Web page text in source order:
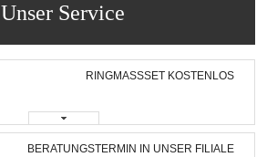
Unser Service
RINGMASSSET KOSTENLOS
BERATUNGSTERMIN IN UNSER FILIALE